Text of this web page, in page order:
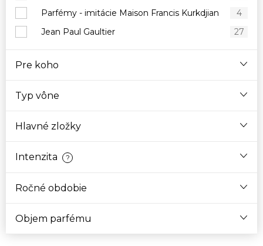
Parfémy - imitácie Maison Francis Kurkdjian
4
Jean Paul Gaultier
27
Pre koho
Typ vône
Hlavné zložky
Intenzita ?
Ročné obdobie
Objem parfému